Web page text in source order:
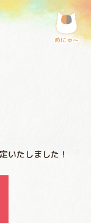
めにゅ〜
いたしました！